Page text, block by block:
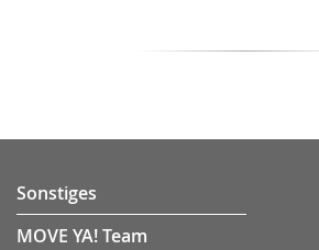
Sonstiges
MOVE YA! Team